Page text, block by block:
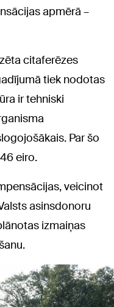
apmērā –
citaferēzes
tiek nodotas
ir tehniski
Par šo
eiro.
veicinot
asinsdonoru
izmaiņas